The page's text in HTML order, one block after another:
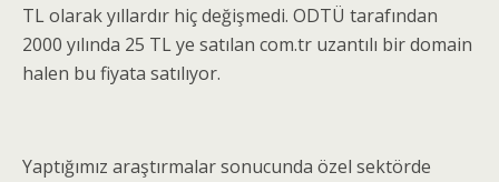
TL olarak yıllardır hiç değişmedi. ODTÜ tarafından
2000 yılında 25 TL ye satılan com.tr uzantılı bir domain
halen bu fiyata satılıyor.
Yaptığımız araştırmalar sonucunda özel sektörde